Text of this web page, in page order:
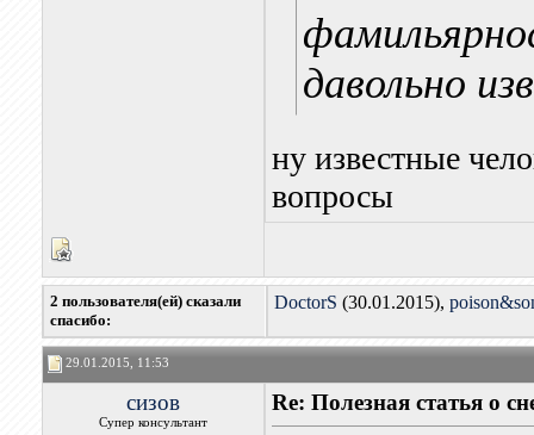
давольно
ну известные
вопросы
2 пользователя(ей) сказали
cпасибо:
DoctorS (30.01.2015),
29.01.2015, 11:53
сизов
Супер консультант
Re: Полезная статья о